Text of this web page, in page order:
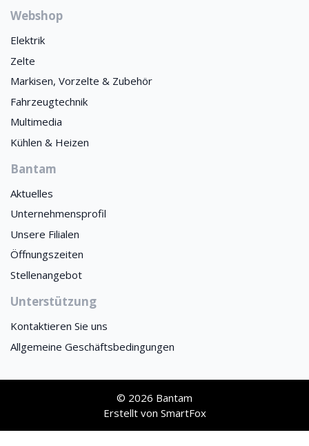
Webshop
Elektrik
Zelte
Markisen, Vorzelte & Zubehör
Fahrzeugtechnik
Multimedia
Kühlen & Heizen
Bantam
Aktuelles
Unternehmensprofil
Unsere Filialen
Öffnungszeiten
Stellenangebot
Unterstützung
Kontaktieren Sie uns
Allgemeine Geschäftsbedingungen
© 2026 Bantam
Erstellt von SmartFox